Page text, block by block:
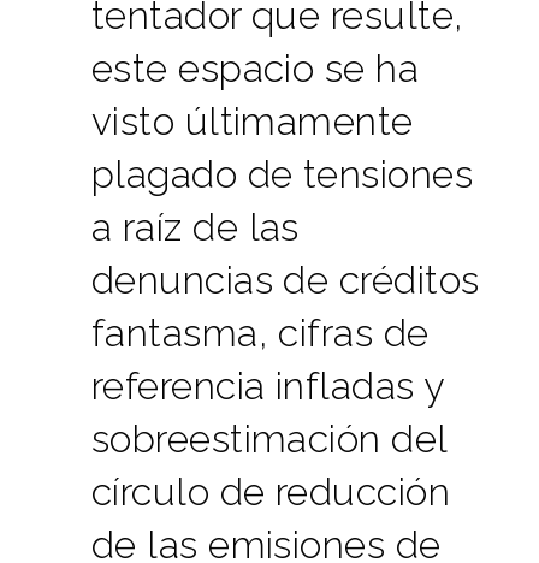
tentador que resulte,
este espacio se ha
visto últimamente
plagado de tensiones
a raíz de las
denuncias de créditos
fantasma, cifras de
referencia infladas y
sobreestimación del
círculo de reducción
de las emisiones de